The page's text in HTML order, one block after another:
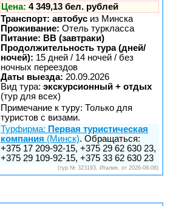
Цена: 4 349,13 бел. рублей
Транспорт: автобус из Минска
Проживание: Отель туркласса
Питание: BB (завтраки)
Продолжительность тура (дней/
ночей): 15 дней / 14 ночей / без
ночных переездов
Даты выезда: 20.09.2026
Вид тура: экскурсионный + отдых
(тур для всех)
Примечание к туру: Только для
туристов с визами.
Турфирма: Первая туристическая
компания (Минск). Обращаться:
+375 17 209-92-15, +375 29 62 630 23,
+375 29 109-92-15, +375 33 62 630 23
(тур № 323193, Италия, от 2026-08-06)